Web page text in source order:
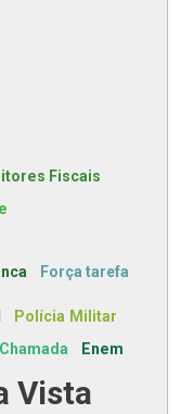
Fiscais
Força tarefa
Polícia Militar
Chamada Enem
Vista